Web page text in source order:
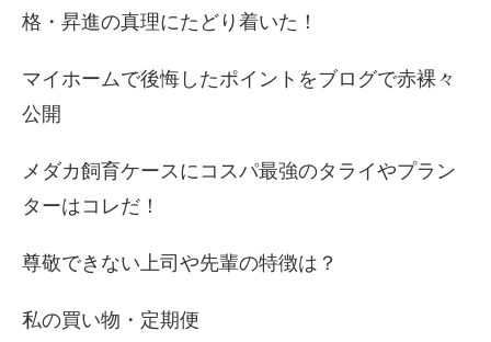
格・昇進の真理にたどり着いた！
マイホームで後悔したポイントをブログで赤裸々
公開
メダカ飼育ケースにコスパ最強のタライやプラン
ターはコレだ！
尊敬できない上司や先輩の特徴は？
私の買い物・定期便